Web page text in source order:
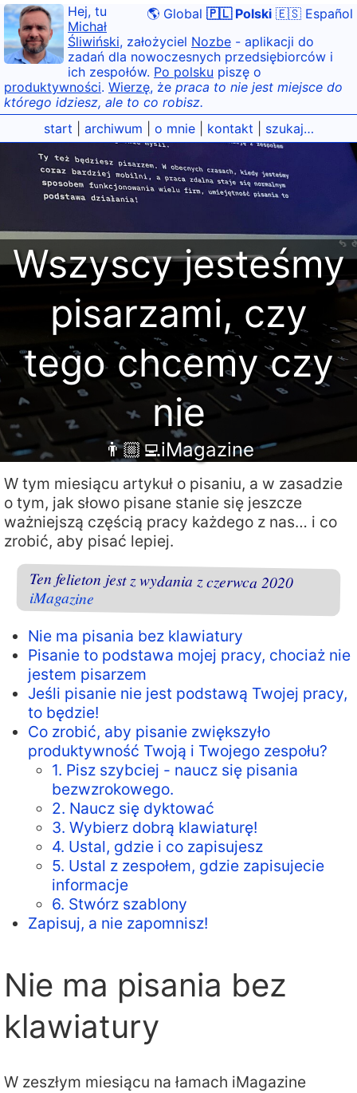
🌎 Global 🇵🇱 Polski 🇪🇸 Español
Hej, tu
Michał
Śliwiński, założyciel Nozbe - aplikacji do
zadań dla nowoczesnych przedsiębiorców i
ich zespołów. Po polsku piszę o
produktywności. Wierzę, że praca to nie jest miejsce do
którego idziesz, ale to co robisz.
start
archiwum o mnie| kontakt szukaj…
Wszyscy jesteśmy
pisarzami, czy
tego chcemy czy
nie
👨🏼‍💻iMagazine
W tym miesiącu artykuł o pisaniu, a w zasadzie
o tym, jak słowo pisane stanie się jeszcze
ważniejszą częścią pracy każdego z nas… i co
zrobić, aby pisać lepiej.
Ten felieton jest z wydania z czerwca 2020
iMagazine
Nie ma pisania bez klawiatury
Pisanie to podstawa mojej pracy, chociaż nie
jestem pisarzem
Jeśli pisanie nie jest podstawą Twojej pracy,
to będzie!
Co zrobić, aby pisanie zwiększyło
produktywność Twoją i Twojego zespołu?
1. Pisz szybciej - naucz się pisania
bezwzrokowego.
2. Naucz się dyktować
3. Wybierz dobrą klawiaturę!
4. Ustal, gdzie i co zapisujesz
5. Ustal z zespołem, gdzie zapisujecie
informacje
6. Stwórz szablony
Zapisuj, a nie zapomnisz!
Nie ma pisania bez
klawiatury
W zeszłym miesiącu na łamach iMagazine